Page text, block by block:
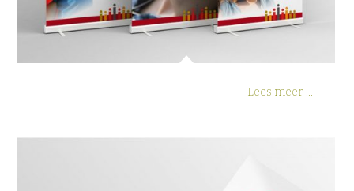
Lees meer ...